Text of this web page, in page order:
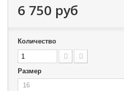
6 750 руб
Количество
Размер